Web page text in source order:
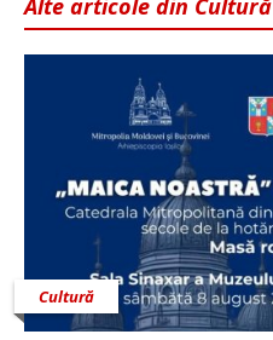
Alte articole din Cultură
Cultură